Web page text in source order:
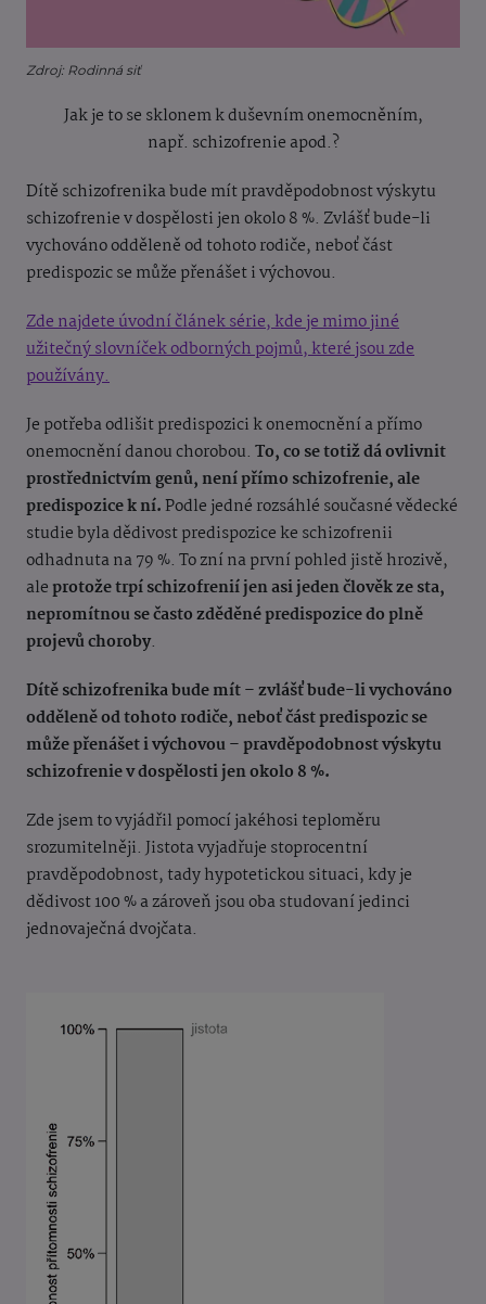
Zdroj: Rodinná siť
Jak je to se sklonem k duševním onemocněním,
např. schizofrenie apod.?
Dítě schizofrenika bude mít pravděpodobnost výskytu
schizofrenie v dospělosti jen okolo 8 %. Zvlášť bude-li
vychováno odděleně od tohoto rodiče, neboť část
predispozic se může přenášet i výchovou.
Zde najdete úvodní článek série, kde je mimo jiné
užitečný slovníček odborných pojmů, které jsou zde
používány.
Je potřeba odlišit predispozici k onemocnění a přímo
onemocnění danou chorobou. To, co se totiž dá ovlivnit
prostřednictvím genů, není přímo schizofrenie, ale
predispozice k ní.Podle jedné rozsáhlé současné vědecké
studie byla dědivost predispozice ke schizofrenii
odhadnuta na 79 %. To zní na první pohled jistě hrozivě,
ale protože trpí schizofrenií jen asi jeden člověk ze sta,
nepromítnou se často zděděné predispozice do plně
projevů choroby.
Dítě schizofrenika bude mít – zvlášť bude-li vychováno
odděleně od tohoto rodiče, neboť část predispozic se
může přenášet i výchovou – pravděpodobnost výskytu
schizofrenie v dospělosti jen okolo 8 %.
Zde jsem to vyjádřil pomocí jakéhosi teploměru
srozumitelněji. Jistota vyjadřuje stoprocentní
pravděpodobnost, tady hypotetickou situaci, kdy je
dědivost 100 % a zároveň jsou oba studovaní jedinci
jednovaječná dvojčata.